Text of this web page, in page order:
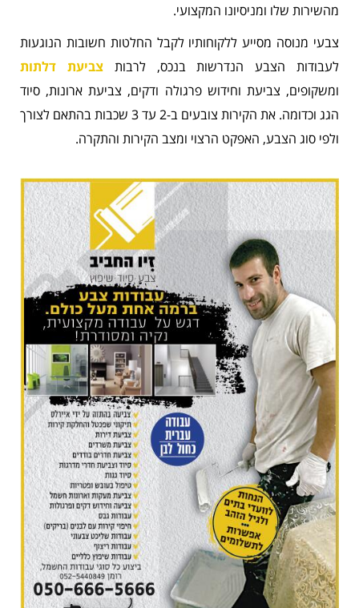
מהשירות שלו ומניסיונו המקצועי.
צבעי מנוסה מסייע ללקוחותיו לקבל החלטות חשובות הנוגעות
לעבודות הצבע הנדרשות בנכס, לרבותצביעת דלתות
ומשקופים, צביעת וחידוש פרגולה ודקים, צביעת ארונות, סיוד
הגג וכדומה. את הקירות צובעים ב-2 עד 3 שכבות בהתאם לצורך
ולפי סוג הצבע, האפקט הרצוי ומצב הקירות והתקרה.